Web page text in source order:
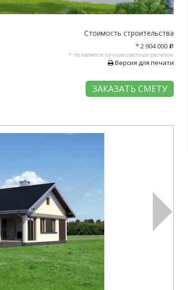
Стоимость строительства
* 2 904 000 c
* Не является точным сметным расчетом
Версия для печати
ЗАКАЗАТЬ СМЕТУ